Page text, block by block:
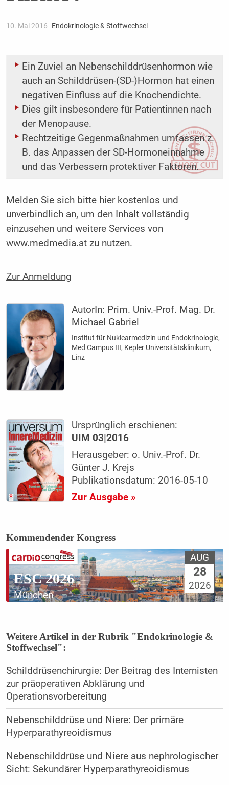
10. Mai 2016 Endokrinologie & Stoffwechsel
Ein Zuviel an Nebenschilddrüsenhormon wie
auch an Schilddrüsen-(SD-)Hormon hat einen
negativen Einfluss auf die Knochendichte.
Dies gilt insbesondere für Patientinnen nach
der Menopause.
Rechtzeitige Gegenmaßnahmen umfassen z.
B. das Anpassen der SD-Hormoneinnahme
und das Verbessern protektiver Faktoren.
Melden Sie sich bitte hierkostenlos und
unverbindlich an, um den Inhalt vollständig
einzusehen und weitere Services von
www.medmedia.at zu nutzen.
Zur Anmeldung
AutorIn: Prim. Univ.-Prof. Mag. Dr.
Michael Gabriel
Institut für Nuklearmedizin und Endokrinologie,
Med Campus III, Kepler Universitätsklinikum,
Linz
Ursprünglich erschienen:
UIM 03|2016
Herausgeber: o. Univ.-Prof. Dr.
Günter J. Krejs
Publikationsdatum: 2016-05-10
Zur Ausgabe »
Kommendender Kongress
ESC 2026
München
AUG
28
2026
Weitere Artikel in der Rubrik "Endokrinologie &
Stoffwechsel":
Schilddrüsenchirurgie: Der Beitrag des Internisten
zur präoperativen Abklärung und
Operationsvorbereitung
Nebenschilddrüse und Niere: Der primäre
Hyperparathyreoidismus
Nebenschilddrüse und Niere aus nephrologischer
Sicht: Sekundärer Hyperparathyreoidismus